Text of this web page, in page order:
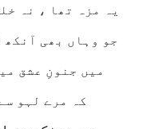
یہ مزہ تھا ، نہ
جو وہاں بھی
میں جنونِ عشق
کہ مرے لہو